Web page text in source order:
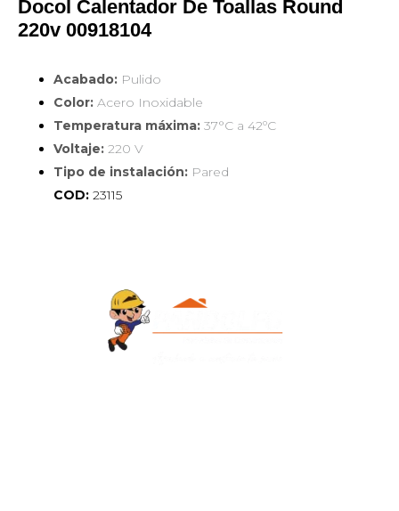
Docol Calentador De Toallas Round
220v 00918104
Acabado: Pulido
Color: Acero Inoxidable
Temperatura máxima: 37°C a 42ºC
Voltaje: 220 V
Tipo de instalación: Pared
COD: 23115